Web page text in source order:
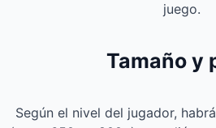
juego.
Tamaño y
Según el nivel del jugador,